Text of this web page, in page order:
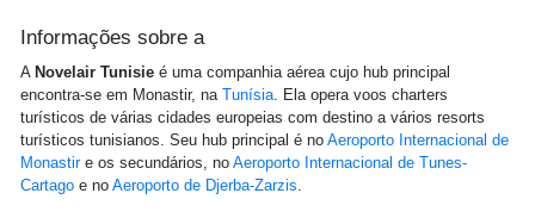
Informações sobre a
A Novelair Tunisie é uma companhia aérea cujo hub principal
encontra-se em Monastir, na Tunísia . Ela opera voos charters
turísticos de várias cidades europeias com destino a vários resorts
turísticos tunisianos. Seu hub principal é no Aeroporto Internacional de
Monastire os secundários, no Aeroporto Internacional de Tunes-
Cartago e no Aeroporto de Djerba-Zarzis